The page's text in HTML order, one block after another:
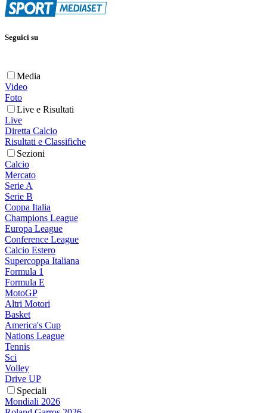
Seguici su
Media
Video
Foto
Live e Risultati
Live
Diretta Calcio
Risultati e Classifiche
Sezioni
Calcio
Mercato
Serie A
Serie B
Coppa Italia
Champions League
Europa League
Conference League
Calcio Estero
Supercoppa Italiana
Formula 1
Formula E
MotoGP
Altri Motori
Basket
America's Cup
Nations League
Tennis
Sci
Volley
Drive UP
Speciali
Mondiali 2026